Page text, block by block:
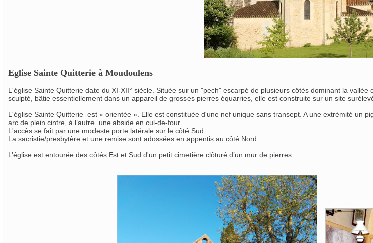
Eglise Sainte Quitterie à Moudoulens
L'église Sainte Quitterie date du XI-XII° siècle. Située sur un "pech" escarpé de plusieurs côtés dominant la
sculpté, bâtie essentiellement dans un appareil de grosses pierres équarries, elle est construite sur un site
L'église Sainte Quitterie est « orientée ». Elle est constituée d'une nef unique sans transept. A une extrémité un
arc de plein cintre, à l’autre une abside en cul-de-four.
L'accès se fait par une modeste porte latérale sur le côté Sud.
La sacristie/presbytère et une remise sont adossées en appentis au côté Nord.
L’église est entourée des côtés Est et Sud d'un petit cimetière clôturé d’un mur de pierres.